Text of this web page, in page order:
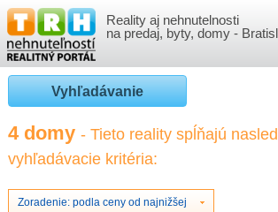
Reality aj nehnutelnosti
na predaj, byty, domy -
NEHNUTEĽNOSTI
BYTY
NOVOSTAVBY
NEBYTOVÉ PRIESTORY
VLOŽIŤ NEHNUTEĽNOSTI
PRIHLÁSENIE
REGISTRÁCIA
VÝVOJ CIEN REALÍT
ČLÁNKY O REALITÁCH
Vyhľadávanie
4 domy - Tieto reality spĺňajú
vyhľadávacie kritéria:
Zoradenie: podla ceny od najnižšej